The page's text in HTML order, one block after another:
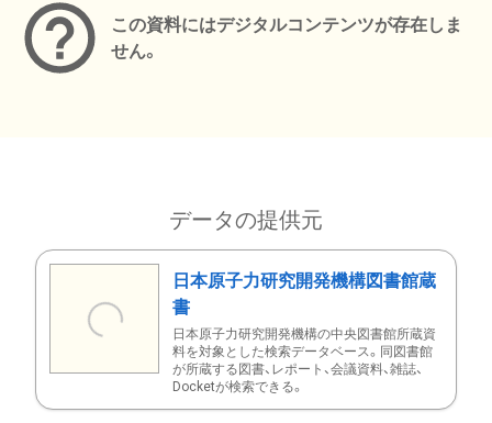
この資料にはデジタルコンテンツが存在しま
せん。
データの提供元
日本原子力研究開発機構図書館蔵
書
日本原子力研究開発機構の中央図書館所蔵資
料を対象とした検索データベース。同図書館
が所蔵する図書、レポート、会議資料、雑誌、
Docketが検索できる。